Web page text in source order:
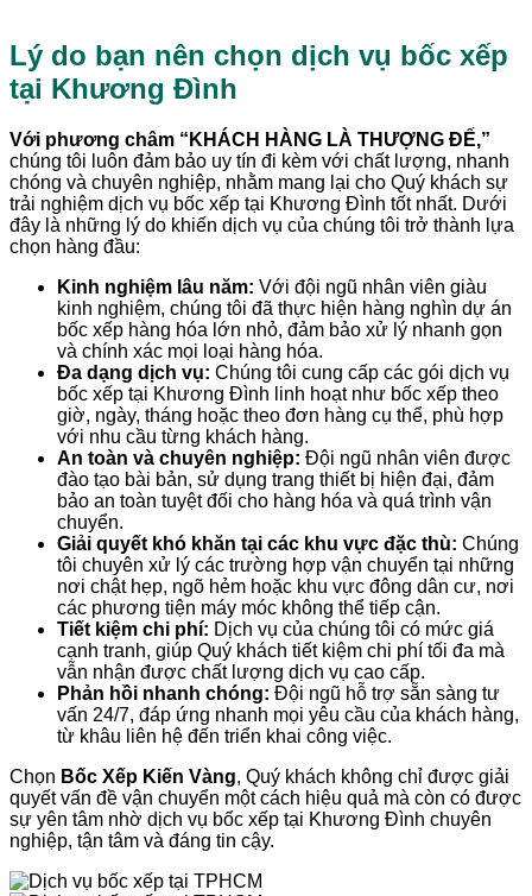
Lý do bạn nên chọn dịch vụ bốc xếp
tại Khương Đình
Với phương châm “KHÁCH HÀNG LÀ THƯỢNG ĐẾ,”
chúng tôi luôn đảm bảo uy tín đi kèm với chất lượng, nhanh
chóng và chuyên nghiệp, nhằm mang lại cho Quý khách sự
trải nghiệm dịch vụ bốc xếp tại Khương Đình tốt nhất. Dưới
đây là những lý do khiến dịch vụ của chúng tôi trở thành lựa
chọn hàng đầu:
Kinh nghiệm lâu năm: Với đội ngũ nhân viên giàu
kinh nghiệm, chúng tôi đã thực hiện hàng nghìn dự án
bốc xếp hàng hóa lớn nhỏ, đảm bảo xử lý nhanh gọn
và chính xác mọi loại hàng hóa.
Đa dạng dịch vụ: Chúng tôi cung cấp các gói dịch vụ
bốc xếp tại Khương Đình linh hoạt như bốc xếp theo
giờ, ngày, tháng hoặc theo đơn hàng cụ thể, phù hợp
với nhu cầu từng khách hàng.
An toàn và chuyên nghiệp: Đội ngũ nhân viên được
đào tạo bài bản, sử dụng trang thiết bị hiện đại, đảm
bảo an toàn tuyệt đối cho hàng hóa và quá trình vận
chuyển.
Giải quyết khó khăn tại các khu vực đặc thù: Chúng
tôi chuyên xử lý các trường hợp vận chuyển tại những
nơi chật hẹp, ngõ hẻm hoặc khu vực đông dân cư, nơi
các phương tiện máy móc không thể tiếp cận.
Tiết kiệm chi phí: Dịch vụ của chúng tôi có mức giá
cạnh tranh, giúp Quý khách tiết kiệm chi phí tối đa mà
vẫn nhận được chất lượng dịch vụ cao cấp.
Phản hồi nhanh chóng: Đội ngũ hỗ trợ sẵn sàng tư
vấn 24/7, đáp ứng nhanh mọi yêu cầu của khách hàng,
từ khâu liên hệ đến triển khai công việc.
Chọn Bốc Xếp Kiến Vàng, Quý khách không chỉ được giải
quyết vấn đề vận chuyển một cách hiệu quả mà còn có được
sự yên tâm nhờ dịch vụ bốc xếp tại Khương Đình chuyên
nghiệp, tận tâm và đáng tin cậy.